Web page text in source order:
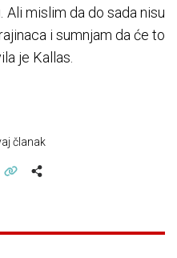
Ali mislim da do sada nisu
i sumnjam da će to
je Kallas.
članak